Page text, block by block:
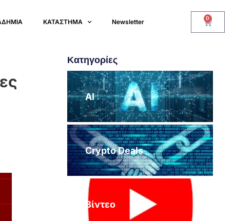
ΚΑΤΑΣΤΗΜΑ Newsletter 0
Κατηγορίες
AI
Crypto Deals
Βίντεο